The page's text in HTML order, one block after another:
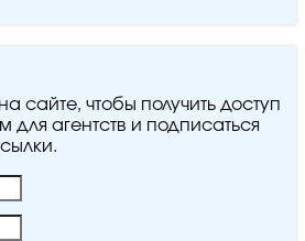
сайте, чтобы получить доступ
для агентств и подписаться